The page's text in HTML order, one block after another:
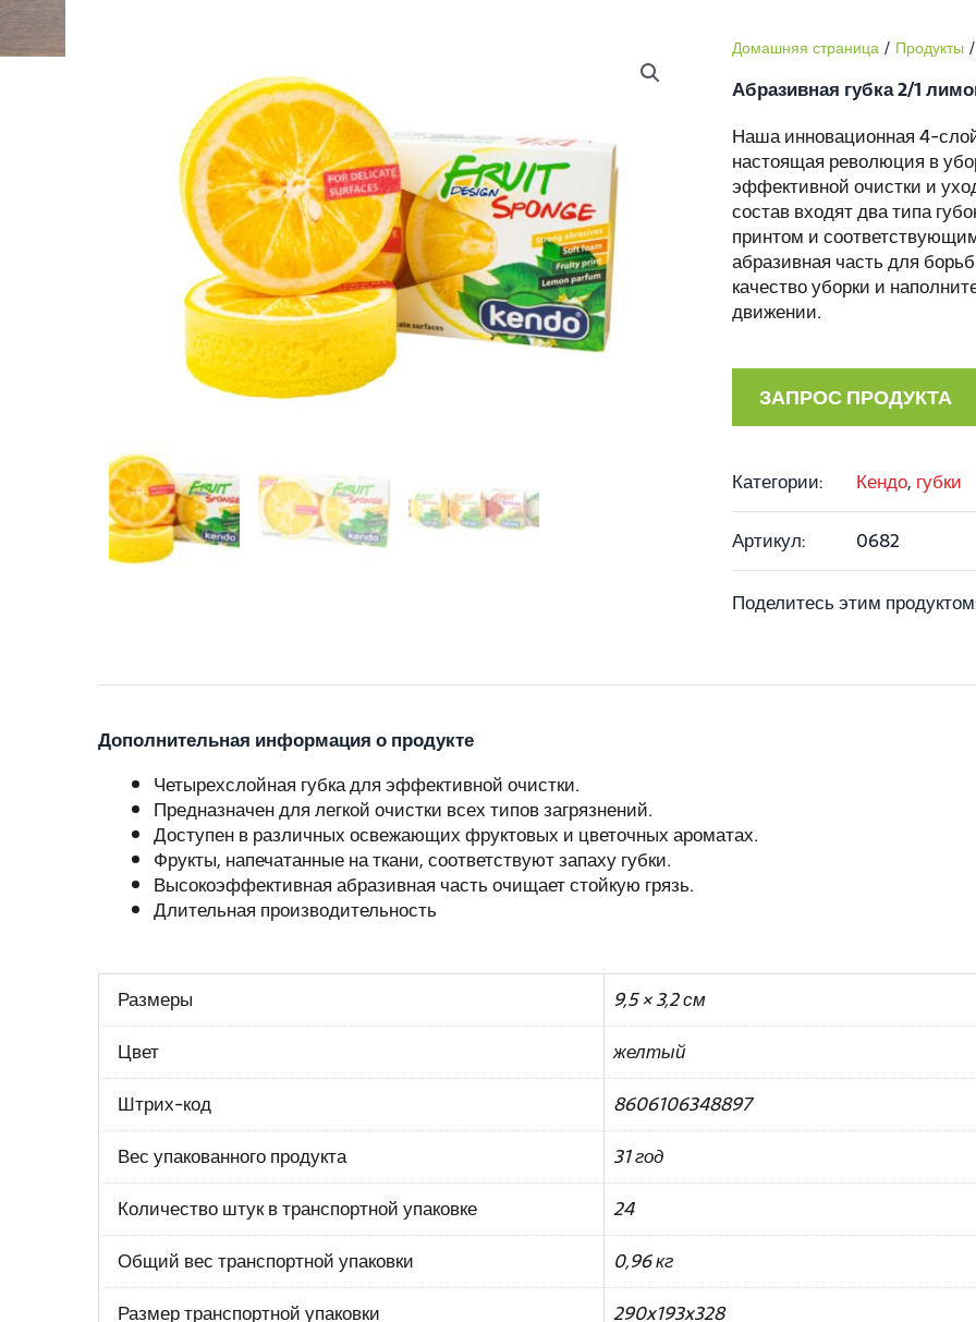
Домашняя страница / Продукты /
Абразивная губка 2/1
Наша инновационная 4-
настоящая революция в
эффективной очистки и
состав входят два типа
принтом и
абразивная часть для
качество уборки и
движении.
ЗАПРОС ПРОДУКТА
Категории: Кендо, губки
Артикул:
0682
Поделитесь этим
Дополнительная информация о продукте
Четырехслойная губка для эффективной очистки.
Предназначен для легкой очистки всех типов загрязнений.
Доступен в различных освежающих фруктовых и цветочных ароматах.
Фрукты, напечатанные на ткани, соответствуют запаху губки.
Высокоэффективная абразивная часть очищает стойкую грязь.
Длительная производительность
Размеры
9,5 × 3,2 см
Цвет
желтый
Штрих-код
8606106348897
Вес упакованного продукта
31 год
Количество штук в транспортной упаковке
24
Общий вес транспортной упаковки
0,96 кг
Размер транспортной упаковки
290x193x328